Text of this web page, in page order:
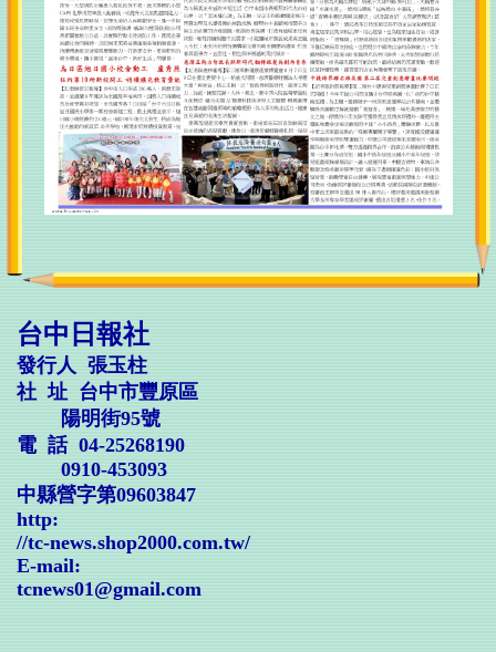
台中日報社
發行人 張玉柱
社 址 台中市豐原區
陽明街95號
電 話 04-25268190
0910-453093
中縣營字第09603847
http:
//tc-news.shop2000.com.tw/
E-mail:
tcnews01@gmail.com